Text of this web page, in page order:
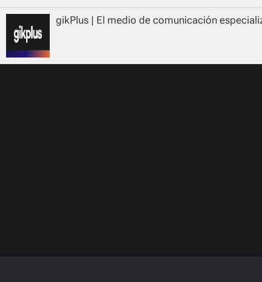
gikPlus | El medio de comunicación